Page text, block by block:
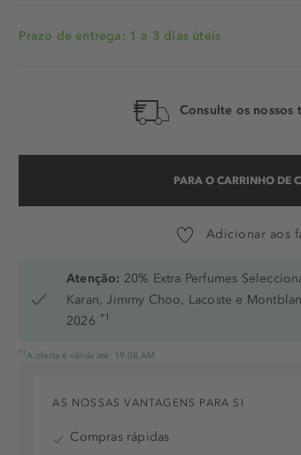
Prazo de entrega: 1 a 3 dias úteis
Consulte os nossos
PARA O CARRINHO DE
Adicionar aos
Atenção: 20% Extra Perfumes
Karan, Jimmy Choo, Lacoste e
2026 *1
*1 A oferta é válida até: 19.08.AM
AS NOSSAS VANTAGENS PARA SI
Compras rápidas